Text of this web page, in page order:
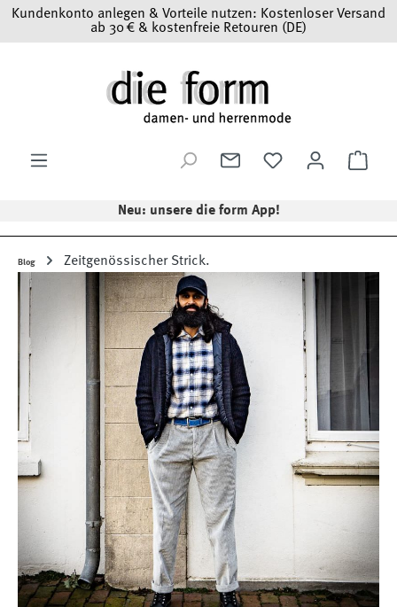
Zum Hauptinhalt springen
Kundenkonto anlegen & Vorteile nutzen: Kostenloser Versand
ab 30 € & kostenfreie Retouren (DE)
Neu: unsere die form App!
Blog Zeitgenössischer Strick.